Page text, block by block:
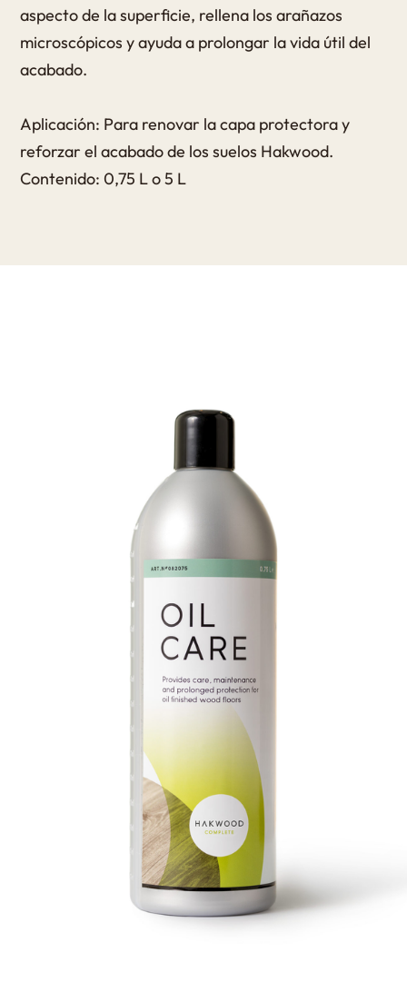
aspecto de la superficie, rellena los arañazos
microscópicos y ayuda a prolongar la vida útil del
acabado.
Aplicación: Para renovar la capa protectora y
reforzar el acabado de los suelos Hakwood.
Contenido: 0,75 L o 5 L